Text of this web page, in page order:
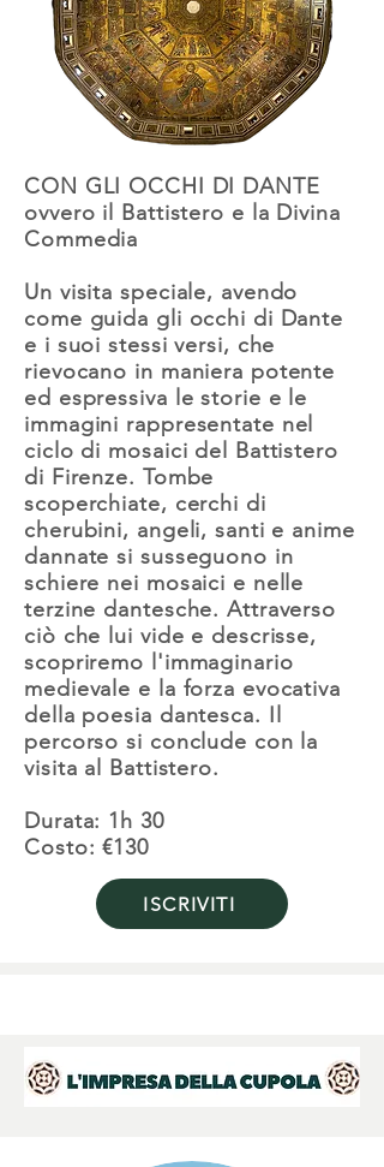
CON GLI OCCHI DI DANTE
ovvero il Battistero e la Divina
Commedia
Un visita speciale, avendo
come guida gli occhi di Dante
e i suoi stessi versi, che
rievocano in maniera potente
ed espressiva le storie e le
immagini rappresentate nel
ciclo di mosaici del Battistero
di Firenze. Tombe
scoperchiate, cerchi di
cherubini, angeli, santi e anime
dannate si susseguono in
schiere nei mosaici e nelle
terzine dantesche. Attraverso
ciò che lui vide e descrisse,
scopriremo l'immaginario
medievale e la forza evocativa
della poesia dantesca. Il
percorso si conclude con la
visita al Battistero.
Durata: 1h 30
Costo: €130
ISCRIVITI